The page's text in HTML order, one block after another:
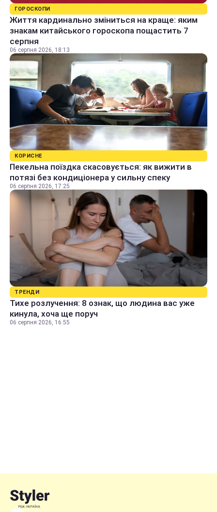
ГОРОСКОПИ
Життя кардинально зміниться на краще: яким
знакам китайського гороскопа пощастить 7
серпня
06 серпня 2026, 18:13
КОРИСНЕ
Пекельна поїздка скасовується: як вижити в
потязі без кондиціонера у сильну спеку
06 серпня 2026, 17:25
ТРЕНДИ
Тихе розлучення: 8 ознак, що людина вас уже
кинула, хоча ще поруч
06 серпня 2026, 16:55